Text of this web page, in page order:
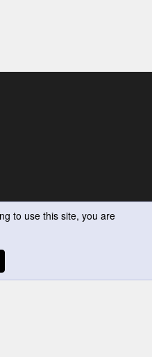
to use this site, you are